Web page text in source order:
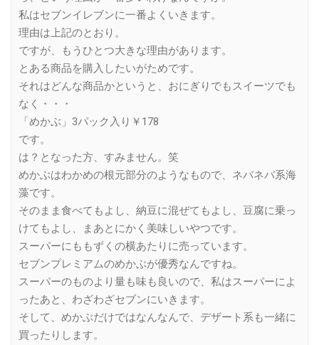
私はセブンイレブンに一番よくいきます。
理由は上記のとおり。
ですが、もうひとつ大きな理由があります。
とある商品を購入したいがためです。
それはどんな商品かというと、おにぎりでもスイーツでも
なく・・・
「めかぶ」3パック入り￥178
です。
は？となった方、すみません。笑
めかぶはわかめの根元部分のようなもので、ネバネバ系海
藻です。
そのまま食べてもよし、納豆に混ぜてもよし、豆腐に乗っ
けてもよし、まあとにかく美味しいやつです。
スーパーにももずくの横あたりに売っています。
セブンプレミアムのめかぶが優秀なんですね。
スーパーのものより量も味も良いので、私はスーパーによ
ったあと、わざわざセブンにいきます。
そして、めかぶだけではなんなんで、デザート系も一緒に
買ったりします。